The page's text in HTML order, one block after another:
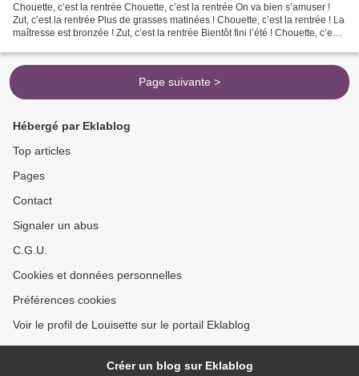
Chouette, c’est la rentrée Chouette, c’est la rentrée On va bien s’amuser !
Zut, c’est la rentrée Plus de grasses matinées ! Chouette, c’est la rentrée ! La
maîtresse est bronzée ! Zut, c’est la rentrée Bientôt fini l’été ! Chouette, c’est
Page suivante >
Hébergé par Eklablog
Top articles
Pages
Contact
Signaler un abus
C.G.U.
Cookies et données personnelles
Préférences cookies
Voir le profil de Louisette sur le portail Eklablog
Créer un blog sur Eklablog